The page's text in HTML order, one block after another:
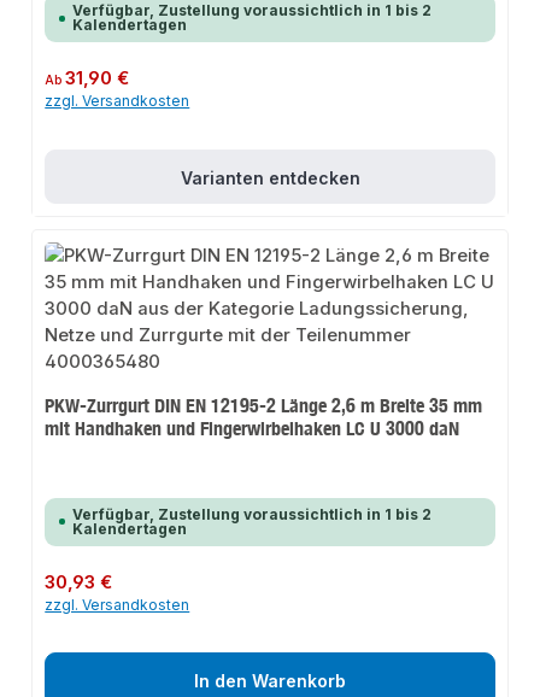
Verfügbar, Zustellung voraussichtlich in 1 bis 2
Kalendertagen
Regulärer Preis:
Ab31,90 €
zzgl. Versandkosten
Varianten entdecken
PKW-Zurrgurt DIN EN 12195-2 Länge 2,6 m Breite 35 mm
mit Handhaken und Fingerwirbelhaken LC U 3000 daN
Verfügbar, Zustellung voraussichtlich in 1 bis 2
Kalendertagen
Regulärer Preis:
30,93 €
zzgl. Versandkosten
In den Warenkorb